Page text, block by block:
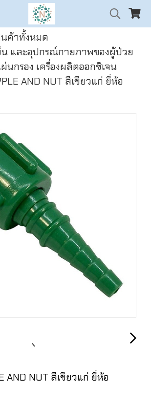
ค้าทั้งหมด
น และอุปกรณ์กายภาพของผู้ป่วย
นกรอง เครื่องผลิตออกซิเจน
AND NUT สีเขียวแก่ ยี่ห้อ
AND NUT สีเขียวแก่ ยี่ห้อ